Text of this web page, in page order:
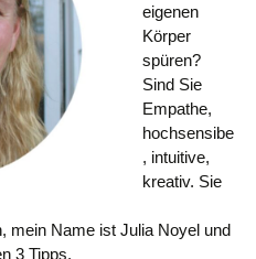
eigenen
Körper
spüren?
Sind Sie
Empathe,
hochsensibe
, intuitive,
kreativ. Sie
mein Name ist Julia Noyel und
3 Tipps.